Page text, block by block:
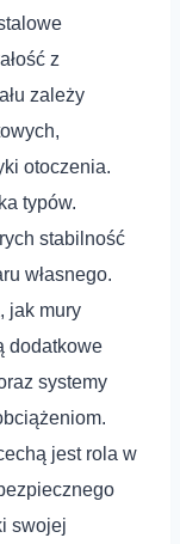
z
zależy
otoczenia.
typów.
stabilność
własnego.
jak mury
dodatkowe
systemy
jest rola w
swojej